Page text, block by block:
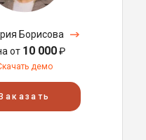
Борисова
от 10 000₽
демо